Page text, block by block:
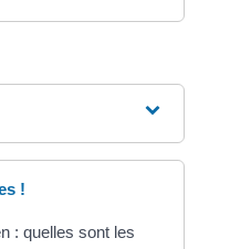
!
: quelles sont les